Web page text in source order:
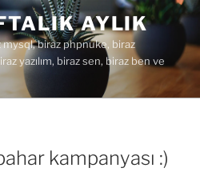
AYLIK
mysql, biraz phpnuke, biraz
yazılım, biraz sen, biraz ben ve
kampanyası :)